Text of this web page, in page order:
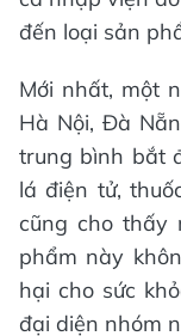
đến loại sản
Mới nhất, một
Hà Nội, Đà
trung bình bắt
lá điện tử,
cũng cho thấy
phẩm này
hại cho sức
đại diện nhóm